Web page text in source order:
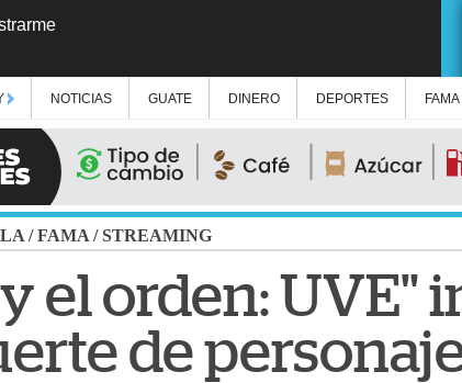
NOTICIAS GUATE DINERO DEPORTES FAMA
/FAMA /STREAMING
el orden: UVE"
de